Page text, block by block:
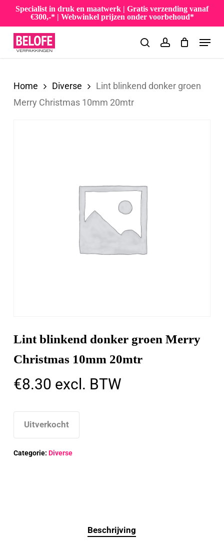
Skip
main
content
Specialist in druk en maatwerk | Gratis verzending vanaf
€300,-* | Webwinkel prijzen onder voorbehoud*
searchaccount
Menu
Home Diverse
Lint blinkend donker groen
Merry Christmas 10mm 20mtr
Lint blinkend donker groen Merry
Christmas 10mm 20mtr
€8.30 excl. BTW
Uitverkocht
Categorie: Diverse
Beschrijving